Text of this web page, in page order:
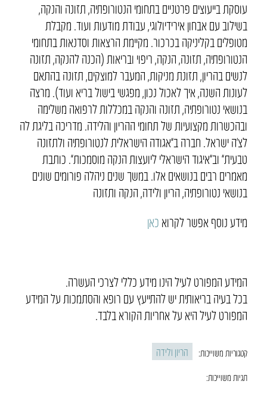
עוסקת בייעוצים פרטניים בתחומי הנטורופתיה, תזונה והנקה,
בשילוב עם אבחון אירידיולוגי, עבודת מודעות ועוד. מקבלת
מטופלים בקליניקה בכרכור. מקיימת הרצאות וסדנאות בתחומי
הנטורופתיה, תזונה, הנקה, ריפוי ובריאות (הכנה להנקה, תזונה
לנשים בהריון, תזונת מניקות, המעבר למוצקים, תזונה בהתאם
לעונות השנה, איך לאכול נכון, מפגשי בישול בריא ועוד). מרצה
בנושאי נטורופתיה, תזונה והנקה במכללות לרפואה משלימה
ובהכשרות מקצועיות של תחומי ההריון והלידה. מדריכה בליגת לה
לצ’ה ישראל. חברה ב”אגודה הישראלית לנטורופתיה ולתזונה
טבעית” וב”איגוד הישראלי ליועצות הנקה מוסמכות”. כותבת
מאמרים רבים בנושאים אלו. במשך שנים ניהלה פורומים שונים
בנושאי נטורופתיה, הריון ולידה, הנקה ותזונה
מידע נוסף אפשר לקרוא כאן
המידע המפורט לעיל הינו מידע כללי לצרכי העשרה.
בכל בעיה בריאותית יש להתייעץ עם רופא והסתמכות על המידע
המפורט לעיל היא על אחריות הקורא בלבד.
קטגוריות משוייכות: הריון ולידה
תגיות משוייכות: